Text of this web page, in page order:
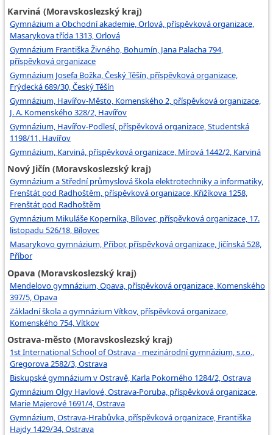
Karviná (Moravskoslezský kraj)
Gymnázium a Obchodní akademie, Orlová, příspěvková organizace,
Masarykova třída 1313, Orlová
Gymnázium Františka Živného, Bohumín, Jana Palacha 794,
příspěvková organizace
Gymnázium Josefa Božka, Český Těšín, příspěvková organizace,
Frýdecká 689/30, Český Těšín
Gymnázium, Havířov-Město, Komenského 2, příspěvková organizace,
J. A. Komenského 328/2, Havířov
Gymnázium, Havířov-Podlesí, příspěvková organizace, Studentská
1198/11, Havířov
Gymnázium, Karviná, příspěvková organizace, Mírová 1442/2, Karviná
Nový Jičín (Moravskoslezský kraj)
Gymnázium a Střední průmyslová škola elektrotechniky a informatiky,
Frenštát pod Radhoštěm, příspěvková organizace, Křižíkova 1258,
Frenštát pod Radhoštěm
Gymnázium Mikuláše Koperníka, Bílovec, příspěvková organizace, 17.
listopadu 526/18, Bílovec
Masarykovo gymnázium, Příbor, příspěvková organizace, Jičínská 528,
Příbor
Opava (Moravskoslezský kraj)
Mendelovo gymnázium, Opava, příspěvková organizace, Komenského
397/5, Opava
Základní škola a gymnázium Vítkov, příspěvková organizace,
Komenského 754, Vítkov
Ostrava-město (Moravskoslezský kraj)
1st International School of Ostrava - mezinárodní gymnázium, s.r.o.,
Gregorova 2582/3, Ostrava
Biskupské gymnázium v Ostravě, Karla Pokorného 1284/2, Ostrava
Gymnázium Olgy Havlové, Ostrava-Poruba, příspěvková organizace,
Marie Majerové 1691/4, Ostrava
Gymnázium, Ostrava-Hrabůvka, příspěvková organizace, Františka
Hajdy 1429/34, Ostrava